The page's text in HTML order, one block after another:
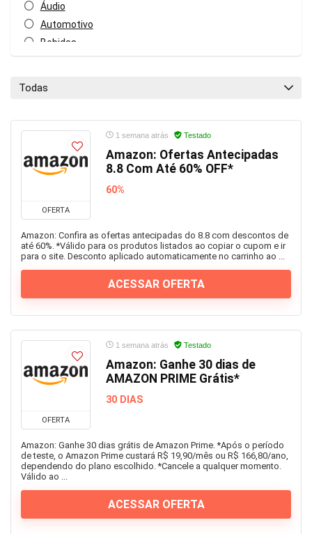
Áudio
Automotivo
Bebidas
Celulares e Smartphones
Construção
Cosméticos e Perfumes
Cursos online
Eletro
Esportes
Ferramentas
Games
Geral
Imagem e Vídeo
Infantil
Informática
Joias e Relógios
Livros
Malas e Mochilas
Mercado
Todas
OFERTA
1 semana atrás Testado
Amazon: Ofertas Antecipadas
8.8 Com Até 60% OFF*
60%
Amazon: Confira as ofertas antecipadas do 8.8 com descontos de
até 60%. *Válido para os produtos listados ao copiar o cupom e ir
para o site. Desconto aplicado automaticamente no carrinho ao ...
ACESSAR OFERTA
OFERTA
1 semana atrás Testado
Amazon: Ganhe 30 dias de
AMAZON PRIME Grátis*
30 DIAS
Amazon: Ganhe 30 dias grátis de Amazon Prime. *Após o período
de teste, o Amazon Prime custará R$ 19,90/mês ou R$ 166,80/ano,
dependendo do plano escolhido. *Cancele a qualquer momento.
Válido ao ...
ACESSAR OFERTA